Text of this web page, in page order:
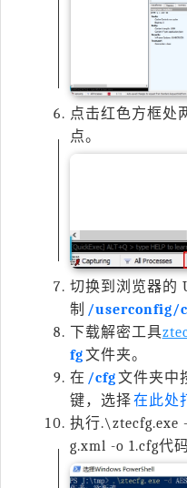
点击红色方框处
点。
切换到浏览器的
制 /userconfig/
下载解密工具
fg文件夹。
在 /cfg文件夹中
键，选择在此处
执行.\ztecfg.exe
g.xml -o 1.cfg代